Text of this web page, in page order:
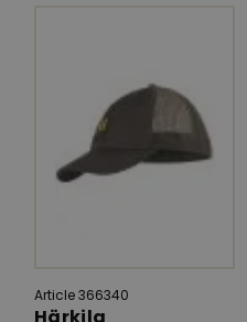
Article 366340